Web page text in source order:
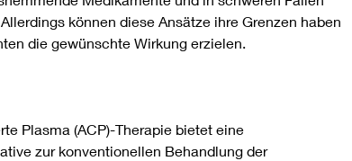
können diese Ansätze ihre Grenzen haben
die gewünschte Wirkung erzielen.
Plasma (ACP)-Therapie bietet eine
zur konventionellen Behandlung der